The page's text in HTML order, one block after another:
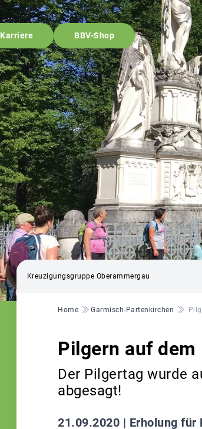
Karriere BBV-Shop
Kreuzigungsgruppe Oberammergau
Pfadnavigation
Home Garmisch-Partenkirchen
Pilgern auf
Der Pilgertag wurde
abgesagt!
21.09.2020 | Erholung für